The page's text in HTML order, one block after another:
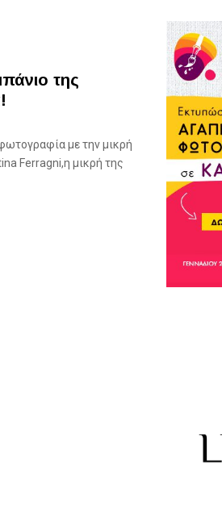
της
με την μικρή
Ferragni,η μικρή της